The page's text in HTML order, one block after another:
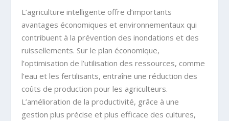
L’agriculture intelligente offre d’importants
avantages économiques et environnementaux qui
contribuent à la prévention des inondations et des
ruissellements. Sur le plan économique,
l’optimisation de l’utilisation des ressources, comme
l’eau et les fertilisants, entraîne une réduction des
coûts de production pour les agriculteurs.
L’amélioration de la productivité, grâce à une
gestion plus précise et plus efficace des cultures,